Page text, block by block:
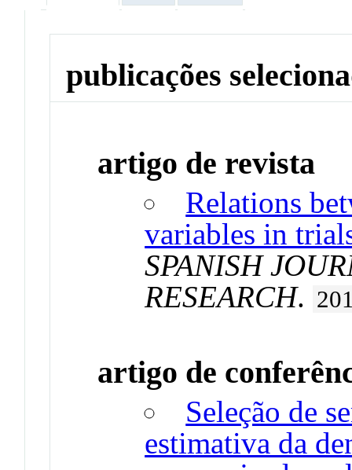
publicações
artigo de revista
Relations
variables in
SPANISH
RESEARCH.
artigo de
Seleção de
estimativa da